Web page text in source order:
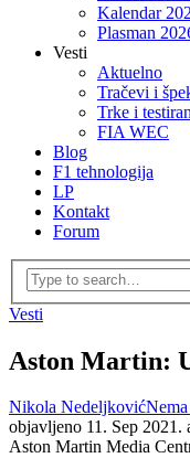
Kalendar
Plasman
Vesti
Aktuelno
Tračevi i
Trke i
FIA WEC
Blog
F1 tehnologija
LP
Kontakt
Forum
Vesti
Aston Martin:
Nikola Nedeljković
objavljeno 11. Sep 2021.
Aston Martin Media